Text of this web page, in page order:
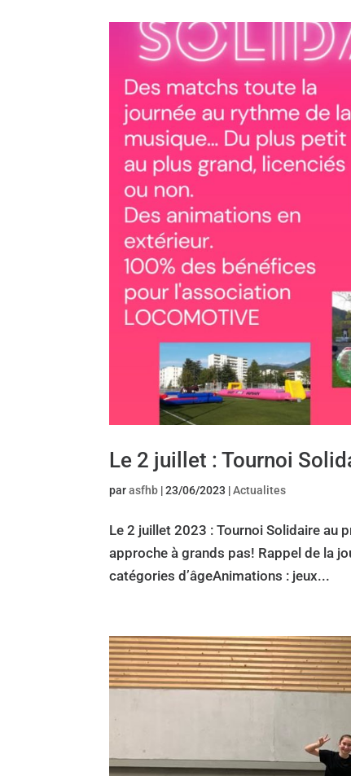
Le 2 juillet : Tournoi
parasfhb |23/06/2023 |Actualites
Le 2 juillet 2023 : Tournoi Solidaire
approche à grands pas! Rappel de la
catégories d’âgeAnimations : jeux...